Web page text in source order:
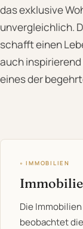
das exklusive
unvergleichlich.
schafft einen
auch
eines der
◦ IMMOBILIEN
Die
beobachtet